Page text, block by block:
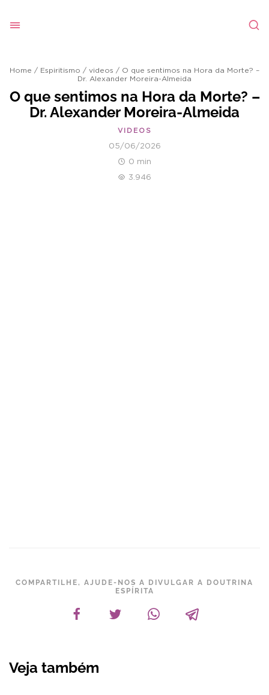
Home / Espiritismo / videos / O que sentimos na Hora da Morte? –
Dr. Alexander Moreira-Almeida
O que sentimos na Hora da Morte? –
Dr. Alexander Moreira-Almeida
VIDEOS
05/06/2026
0 min
3.946
COMPARTILHE, AJUDE-NOS A DIVULGAR A DOUTRINA
ESPÍRITA
Veja também